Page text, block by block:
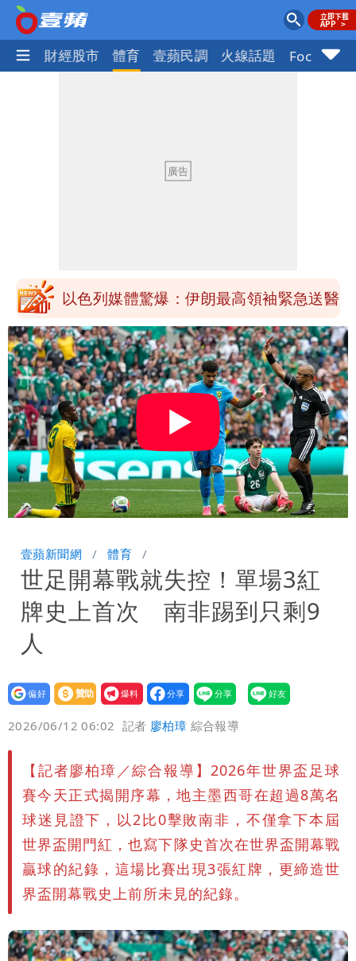
國際 財經股市 體育 壹蘋民調 火線話題 Focus+
白海豚走後 西南季風全面接管！未來一
調轉為感動「這是他愛我的方式」
以色列媒體驚爆：伊朗最高領袖緊急送醫
台北山區升級「大豪雨」！基隆北海岸逢
大潮 恐海水倒灌
澎湖13兒女擠住10坪屋 媽帶補助款離
家！縣府出手了
經紀人強吻女藝人「我又沒伸舌頭」 連
法官都怒了：相當噁心
桃園復興宣布今停班課！全台放假情形一
次看
慈濟遭詐10億 他點名顏博文下台：認
雨這時才變小
五月天冠佑20歲女兒「遭AI假造不雅影
像」 憤怒發聲：已截圖
最新風雨預測！今天「9地區」達停班課
周溼答答
壹蘋新聞網 體育
世足開幕戰就失控！單場3紅
牌史上首次 南非踢到只剩9
人
設為
贊助
我要
爆料
2026/06/12 06:02 記者 廖柏璋 綜合報導
【記者廖柏璋／綜合報導】2026年世界盃足球
賽今天正式揭開序幕，地主墨西哥在超過8萬名
球迷見證下，以2比0擊敗南非，不僅拿下本屆
世界盃開門紅，也寫下隊史首次在世界盃開幕戰
贏球的紀錄，這場比賽出現3張紅牌，更締造世
界盃開幕戰史上前所未見的紀錄。